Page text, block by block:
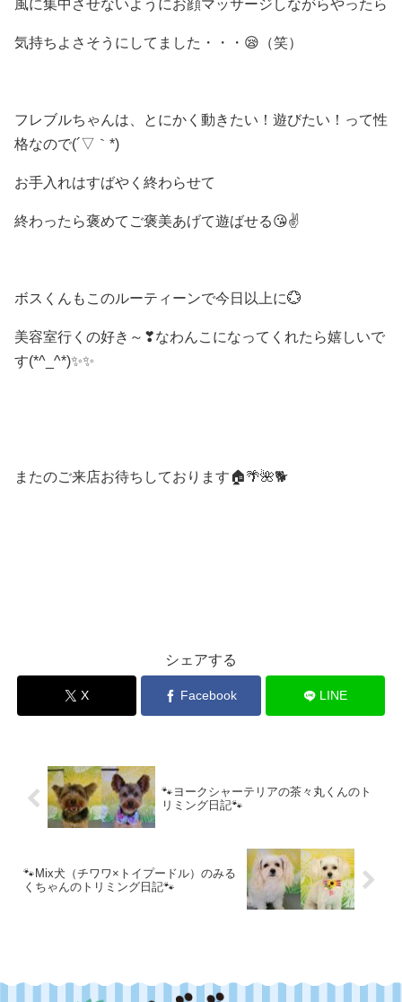
風に集中させないようにお顔マッサージしながらやったら
気持ちよさそうにしてました・・・😪（笑）
フレブルちゃんは、とにかく動きたい！遊びたい！って性
格なので(´▽｀*)
お手入れはすばやく終わらせて
終わったら褒めてご褒美あげて遊ばせる😘✌
ボスくんもこのルーティーンで今日以上に💮
美容室行くの好き～❣なわんこになってくれたら嬉しいで
す(*^_^*)✨✨
またのご来店お待ちしております🏠🌴🌺🐕
シェアする
X Facebook LINE
🐾ヨークシャーテリアの茶々丸くんのト
リミング日記🐾
🐾Mix犬（チワワ×トイプードル）のみる
くちゃんのトリミング日記🐾